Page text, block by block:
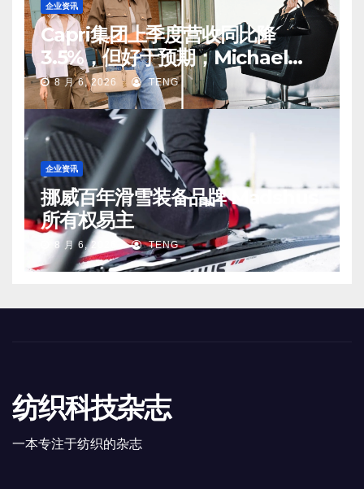
企业资讯
Capri集团上季度营收同比降
3.5%，但好于预期；Michael
Kors 在中国市场持续向好
8 月 6, 2026 TENG
企业资讯
挪威百年滑雪装备品牌 Madshus
所有权易主
8 月 6, 2026 TENG
纺织科技杂志
一本专注于纺织的杂志